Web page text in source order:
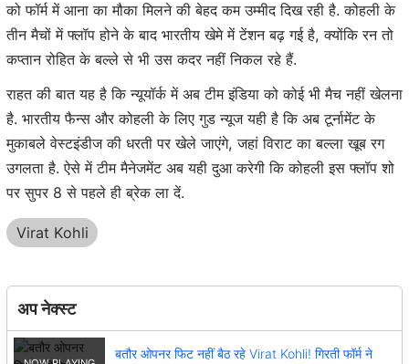
को फॉर्म में आना का मौका मिलने की बेहद कम उम्मीद दिख रही है. कोहली के
तीन मैचों में फ्लॉप होने के बाद भारतीय खेमे में टेंशन बढ़ गई है, क्योंकि रन तो
कप्तान रोहित के बल्ले से भी उस कदर नहीं निकल रहे हैं.
राहत की बात यह है कि न्यूयॉर्क में अब टीम इंडिया को कोई भी मैच नहीं खेलना
है. भारतीय फैन्स और कोहली के लिए गुड न्यूज यही है कि अब टूर्नामेंट के
मुकाबले वेस्टइंडीज की धरती पर खेले जाएंगे, जहां विराट का बल्ला खूब रग
उगलता है. ऐसे में टीम मैनेजमेंट अब यही दुआ करेगी कि कोहली इस फ्लॉप शो
पर सुपर 8 से पहले ही ब्रेक ला दें.
Virat Kohli
अप नेक्स्ट
बतौर ओपनर फिट नहीं बैठ रहे Virat Kohli! गिरती फॉर्म ने